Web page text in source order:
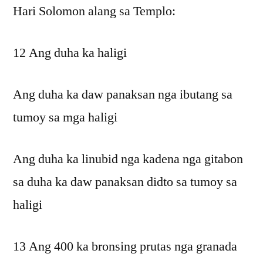
Hari Solomon alang sa Templo:
12 Ang duha ka haligi
Ang duha ka daw panaksan nga ibutang sa
tumoy sa mga haligi
Ang duha ka linubid nga kadena nga gitabon
sa duha ka daw panaksan didto sa tumoy sa
haligi
13 Ang 400 ka bronsing prutas nga granada